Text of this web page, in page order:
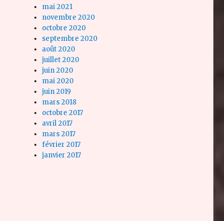
mai 2021
novembre 2020
octobre 2020
septembre 2020
août 2020
juillet 2020
juin 2020
mai 2020
juin 2019
mars 2018
octobre 2017
avril 2017
mars 2017
février 2017
janvier 2017